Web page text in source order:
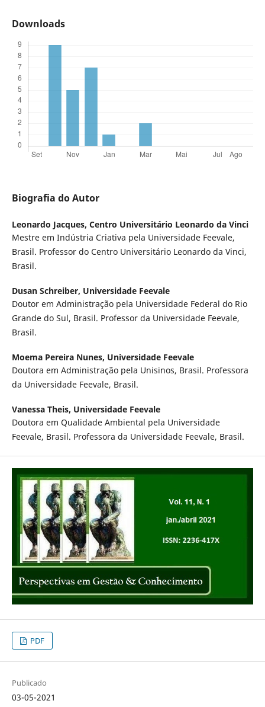
Downloads
Biografia do Autor
Leonardo Jacques, Centro Universitário Leonardo da Vinci
Mestre em Indústria Criativa pela Universidade Feevale,
Brasil. Professor do Centro Universitário Leonardo da Vinci,
Brasil.
Dusan Schreiber, Universidade Feevale
Doutor em Administração pela Universidade Federal do Rio
Grande do Sul, Brasil. Professor da Universidade Feevale,
Brasil.
Moema Pereira Nunes, Universidade Feevale
Doutora em Administração pela Unisinos, Brasil. Professora
da Universidade Feevale, Brasil.
Vanessa Theis, Universidade Feevale
Doutora em Qualidade Ambiental pela Universidade
Feevale, Brasil. Professora da Universidade Feevale, Brasil.
PDF
Publicado
03-05-2021